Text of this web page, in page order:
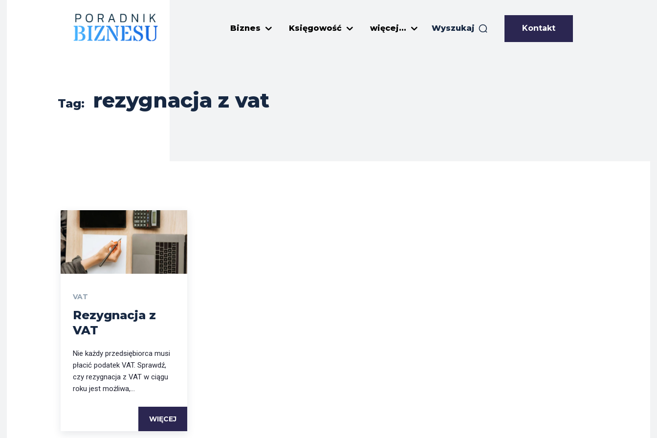
Biznes Księgowość więcej... Wyszukaj Kontakt
Tag: rezygnacja z vat
VAT
Rezygnacja z
VAT
Nie każdy przedsiębiorca musi
płacić podatek VAT. Sprawdź,
czy rezygnacja z VAT w ciągu
roku jest możliwa,...
WIĘCEJ